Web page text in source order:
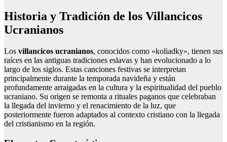
Historia y Tradición de los Villancicos
Ucranianos
Los villancicos ucranianos, conocidos como «koliadky», tienen sus
raíces en las antiguas tradiciones eslavas y han evolucionado a lo
largo de los siglos. Estas canciones festivas se interpretan
principalmente durante la temporada navideña y están
profundamente arraigadas en la cultura y la espiritualidad del pueblo
ucraniano. Su origen se remonta a rituales paganos que celebraban
la llegada del invierno y el renacimiento de la luz, que
posteriormente fueron adaptados al contexto cristiano con la llegada
del cristianismo en la región.